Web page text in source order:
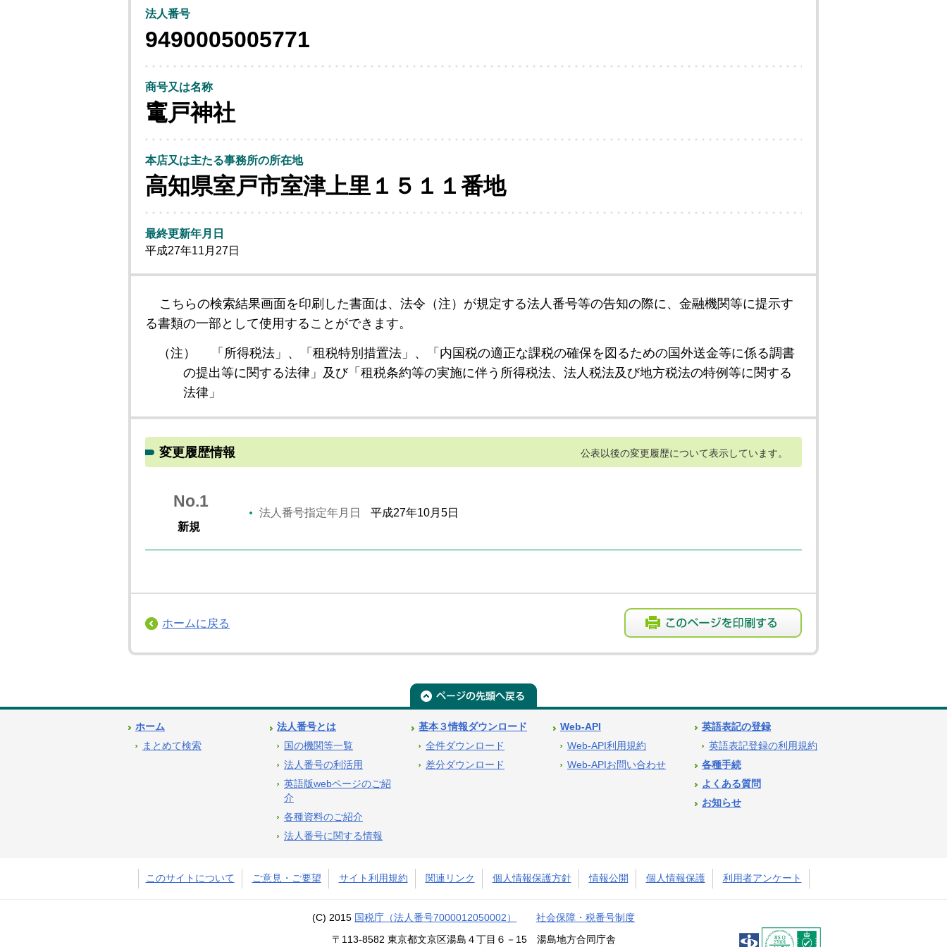
法人番号
9490005005771
商号又は名称
竃戸神社
本店又は主たる事務所の所在地
高知県室戸市室津上里１５１１番地
最終更新年月日
平成27年11月27日
こちらの検索結果画面を印刷した書面は、法令（注）が規定する法人番号等の告知の際に、金融機関等に提示す
る書類の一部として使用することができます。
（注）
「所得税法」、「租税特別措置法」、「内国税の適正な課税の確保を図るための国外送金等に係る調書
の提出等に関する法律」及び「租税条約等の実施に伴う所得税法、法人税法及び地方税法の特例等に関する
法律」
変更履歴情報 公表以後の変更履歴について表示しています。
No.1
新規
法人番号指定年月日 平成27年10月5日
ホームに戻る
ホーム
まとめて検索
法人番号とは
国の機関等一覧
法人番号の利活用
英語版webページのご紹
介
各種資料のご紹介
法人番号に関する情報
基本３情報ダウンロード
全件ダウンロード
差分ダウンロード
Web-API
Web-API利用規約
Web-APIお問い合わせ
英語表記の登録
英語表記登録の利用規約
各種手続
よくある質問
お知らせ
このサイトについて ご意見・ご要望 サイト利用規約 関連リンク 個人情報保護方針 情報公開 個人情報保護 利用者アンケート
(C) 2015 国税庁（法人番号7000012050002） 社会保障・税番号制度
〒113-8582 東京都文京区湯島４丁目６－15 湯島地方合同庁舎